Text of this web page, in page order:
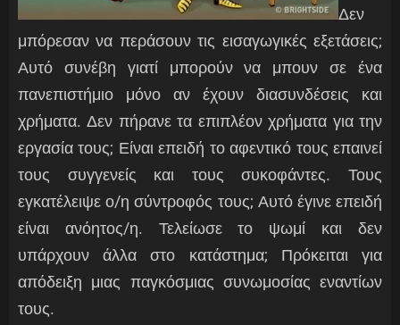
Δεν
μπόρεσαν να περάσουν τις εισαγωγικές εξετάσεις;
Αυτό συνέβη γιατί μπορούν να μπουν σε ένα
πανεπιστήμιο μόνο αν έχουν διασυνδέσεις και
χρήματα. Δεν πήρανε τα επιπλέον χρήματα για την
εργασία τους; Είναι επειδή το αφεντικό τους επαινεί
τους συγγενείς και τους συκοφάντες. Τους
εγκατέλειψε ο/η σύντροφός τους; Αυτό έγινε επειδή
είναι ανόητος/η. Τελείωσε το ψωμί και δεν
υπάρχουν άλλα στο κατάστημα; Πρόκειται για
απόδειξη μιας παγκόσμιας συνωμοσίας εναντίων
τους.